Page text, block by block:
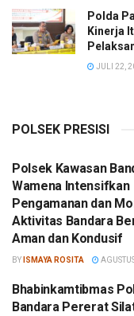
Polda
Kinerja
JULI 22,
POLSEK PRESISI
Polsek Kawasan
Wamena Intensifkan
Pengamanan dan
Aktivitas Bandara
Aman dan Kondusif
BY ISMAYA ROSITA
Bhabinkamtibmas
Bandara Pererat